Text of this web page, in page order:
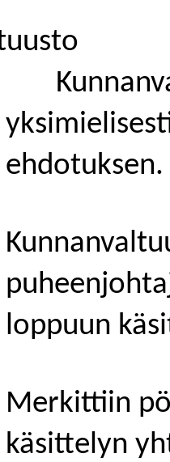
ehdotuksen.
loppuun
Merkittiin
käsittelyn